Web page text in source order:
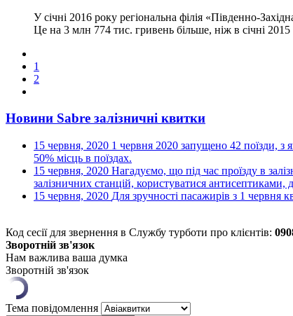
У січні 2016 року регіональна філія «Південно-
Це на 3 млн 774 тис. гривень більше, ніж в січні 2015
1
2
Новини Sabre залізничні квитки
15 червня, 2020 1 червня 2020 запущено 42 поїзди, з
50% місць в поїздах.
15 червня, 2020 Нагадуємо, що під час проїзду в
залізничних станцій, користуватися
15 червня, 2020 Для зручності пасажирів з 1 червня
Код сесії для звернення в Службу турботи про клієнтів:
Зворотній зв'язок
Нам важлива ваша думка
Зворотній зв'язок
Тема повідомлення